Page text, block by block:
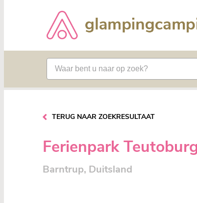
TERUG NAAR ZOEKRESULTAAT
Ferienpark
Barntrup, Duitsland